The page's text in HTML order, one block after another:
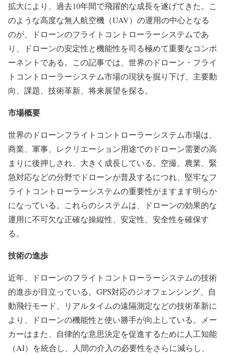
拡大により、過去10年間で飛躍的な成長を遂げてきた。こ
のような高度な無人航空機（UAV）の運用の中心となる
のが、ドローンのフライトコントローラーシステムであ
り、ドローンの安定性と機能性を司る極めて重要なコンポ
ーネントである。この記事では、世界のドローン・フライ
トコントローラーシステム市場の現状を掘り下げ、主要動
向、課題、技術革新、将来展望を探る。
市場概要
世界のドローンフライトコントローラーシステム市場は、
商業、軍事、レクリエーション用途でのドローン需要の高
まりに後押しされ、大きく成長している。空撮、農業、緊
急対応などの分野でドローンが普及するにつれ、堅牢なフ
ライトコントローラーシステムの重要性がますます明らか
になっている。これらのシステムは、ドローンの効果的な
運用に不可欠な正確な操縦性、安定性、安全性を確保す
る。
技術の進歩
近年、ドローンのフライトコントローラーシステムの技術
的進歩が目立っている。GPS対応のジオフェンシング、自
動飛行モード、リアルタイムの遠隔測定などの技術革新に
より、ドローンの機能性と使い勝手が向上している。メー
カーはまた、自律的な意思決定を促進するために人工知能
（AI）を統合し、人間の介入の必要性をさらに減らし、